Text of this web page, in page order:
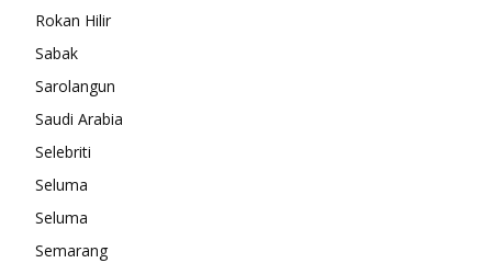
Rokan Hilir
Sabak
Sarolangun
Saudi Arabia
Selebriti
Seluma
Seluma
Semarang